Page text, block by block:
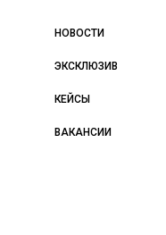
НОВОСТИ
ЭКСКЛЮЗИВ
КЕЙСЫ
ВАКАНСИИ